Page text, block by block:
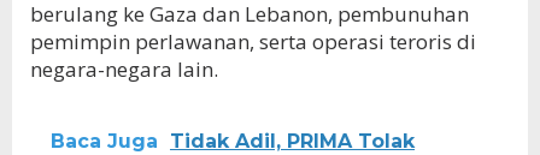
berulang ke Gaza dan Lebanon, pembunuhan
pemimpin perlawanan, serta operasi teroris di
negara-negara lain.
Baca Juga
Tidak Adil, PRIMA Tolak